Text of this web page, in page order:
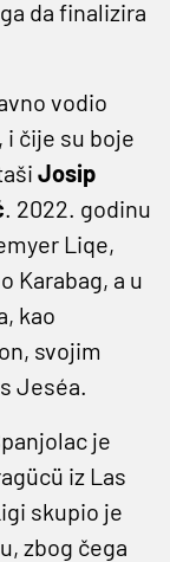
da finalizira
vodio
i čije su boje
Josip
. 2022. godinu
Liqe,
Karabag, a u
kao
svojim
Jeséa.
je
iz Las
skupio je
zbog čega